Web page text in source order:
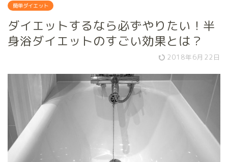
簡単ダイエット
ダイエットするなら必ずやりたい！半
身浴ダイエットのすごい効果とは？
2018年6月22日